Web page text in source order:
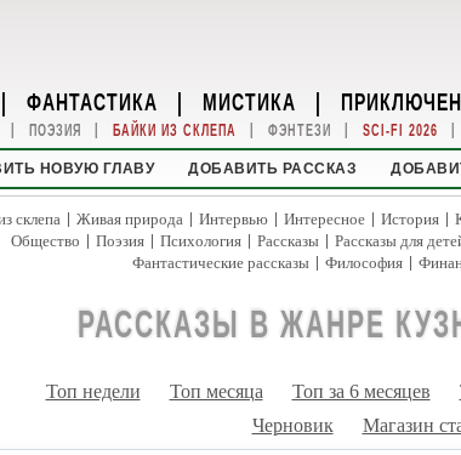
| ФАНТАСТИКА | МИСТИКА |
| ПОЭЗИЯ | БАЙКИ ИЗ СКЛЕПА | ФЭНТЕЗИ | SCI-FI 2026 |
НОВУЮ ГЛАВУ ДОБАВИТЬ РАССКАЗ
склепа | Живая природа | Интервью | Интересное | История |
Общество | Поэзия | Психология | Рассказы | Рассказы для
Фантастические рассказы | Философия |
РАССКАЗЫ В ЖАНРЕ
Топ недели Топ месяца Топ за 6 месяцев
Черновик
Магазин